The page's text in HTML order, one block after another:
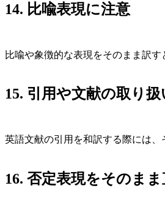
14. 比喩表現に注意
比喩や象徴的な表現をそのまま訳
15. 引用や文献の取り扱
英語文献の引用を和訳する際には、
16. 否定表現をそのま